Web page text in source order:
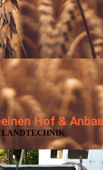
Hof &
LANDTECHNIK